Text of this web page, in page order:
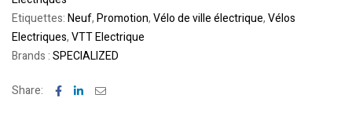
Etiquettes:Neuf,Promotion,Vélo de ville électrique,Vélos
Electriques,VTT Electrique
Brands :SPECIALIZED
Share: Facebook
LinkedinEmail